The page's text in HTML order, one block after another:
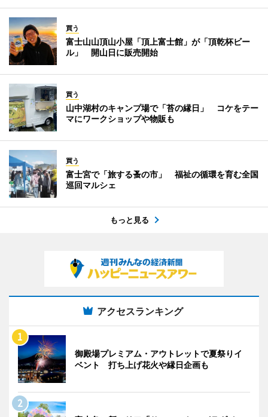
買う
富士山山頂山小屋「頂上富士館」が「頂乾杯ビー
ル」 開山日に販売開始
買う
山中湖村のキャンプ場で「苔の縁日」 コケをテー
マにワークショップや物販も
買う
富士宮で「旅する蚤の市」 福祉の循環を育む全国
巡回マルシェ
もっと見る
アクセスランキング
御殿場プレミアム・アウトレットで夏祭りイ
ベント 打ち上げ花火や縁日企画も